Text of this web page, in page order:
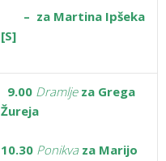
– za Martina Ipšeka
[S]
9.00 Dramlje za Grega
Žureja
10.30 Ponikva za Marijo